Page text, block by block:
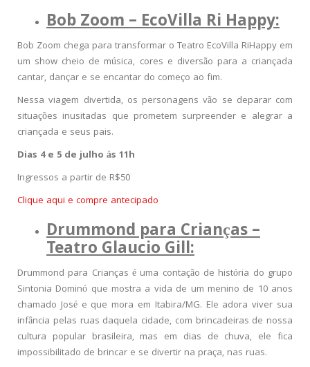
Bob Zoom –EcoVilla Ri Happy:
Bob Zoom chega para transformar o Teatro EcoVilla RiHappy em
um show cheio de música, cores e diversão para a criançada
cantar, dançar e se encantar do começo ao fim.
Nessa viagem divertida, os personagens vão se deparar com
situações inusitadas que prometem surpreender e alegrar a
criançada e seus pais.
Dias 4 e 5 de julho às 11h
Ingressos a partir de R$50
Clique aqui e compre antecipado
Drummond para Crianças –
Teatro Glaucio Gill:
Drummond para Crianças é uma contação de história do grupo
Sintonia Dominó que mostra a vida de um menino de 10 anos
chamado José e que mora em Itabira/MG. Ele adora viver sua
infância pelas ruas daquela cidade, com brincadeiras de nossa
cultura popular brasileira, mas em dias de chuva, ele fica
impossibilitado de brincar e se divertir na praça, nas ruas.